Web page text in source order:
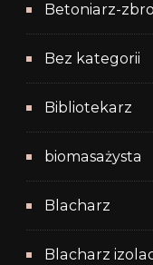
Betoniarz-
Bez kategorii
Bibliotekarz
biomasażysta
Blacharz
Blacharz